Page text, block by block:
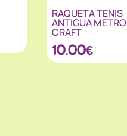
RAQUETA TENIS
ANTIGUA METRO
CRAFT
10.00€